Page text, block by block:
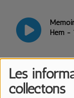
Les
collectons
Hem -